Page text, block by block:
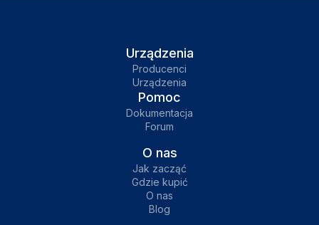
Urządzenia
Producenci
Urządzenia
Pomoc
Dokumentacja
Forum
O nas
Jak zacząć
Gdzie kupić
O nas
Blog